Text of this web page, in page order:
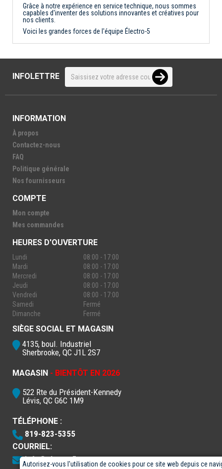
Autorisez-vous l'utilisation de cookies pour ce site web depuis ce
Grâce à notre expérience en service technique, nous sommes
capables d'inventer des solutions innovantes et créatives pour
nos clients.
Voici les grandes forces de l'équipe Électro-5
INFOLETTRE
INFORMATION
À propos
Contactez-nous
FAQ
Politique générale
Nos fournisseurs
COMPTE
Mon compte
Mes commandes
HEURES D'OUVERTURE
Lundi
08:00 - 17:00
Mardi
08:00 - 17:00
Mercredi
08:00 - 17:00
Jeudi
08:00 - 17:00
Vendredi
08:00 - 17:00
Samedi
Fermé
Dimanche
Fermé
SIÈGE SOCIAL ET MAGASIN
4135, boul. Industriel
Sherbrooke, QC J1L 2S7
MAGASIN - BIENTÔT EN 2026
522 Rte du Président-Kennedy
Lévis, QC G6C 1M9
TÉLÉPHONE :
819-823-5355
COURRIEL:
info@electro5.com